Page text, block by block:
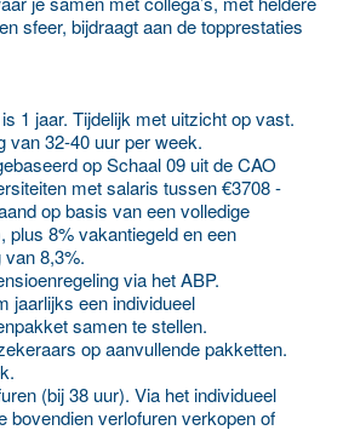
sfeer, bijdraagt aan de topprestaties
1 jaar. Tijdelijk met uitzicht op vast.
van 32-40 uur per week.
op Schaal 09 uit de CAO
met salaris tussen €3708 -
op basis van een volledige
plus 8% vakantiegeld en een
8,3%.
via het ABP.
jaarlijks een individueel
samen te stellen.
op aanvullende pakketten.
(bij 38 uur). Via het individueel
bovendien verlofuren verkopen of